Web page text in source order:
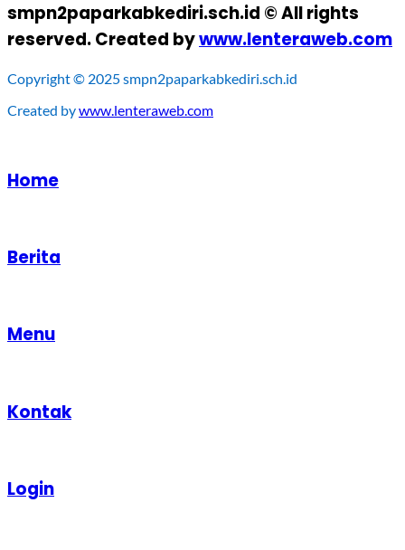
smpn2paparkabkediri.sch.id © All rights
reserved. Created bywww.lenteraweb.com
Copyright © 2025 smpn2paparkabkediri.sch.id
Created bywww.lenteraweb.com
Home
Berita
Menu
Kontak
Login